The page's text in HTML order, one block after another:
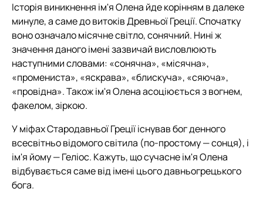
Історія виникнення ім'я Олена йде корінням в далеке
минуле, а саме до витоків Древньої Греції. Спочатку
воно означало місячне світло, сонячний. Нині ж
значення даного імені зазвичай висловлюють
наступними словами: «сонячна», «місячна»,
«промениста», «яскрава», «блискуча», «сяюча»,
«провідна». Також ім'я Олена асоціюється з вогнем,
факелом, зіркою.
У міфах Стародавньої Греції існував бог денного
всесвітньо відомого світила (по-простому — сонця), і
ім'я йому — Геліос. Кажуть, що сучасне ім'я Олена
відбувається саме від імені цього давньогрецького
бога.